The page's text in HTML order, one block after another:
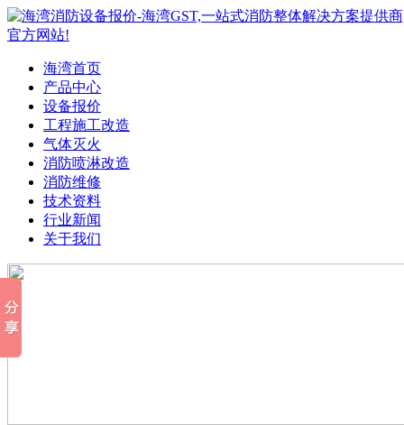
海湾首页
产品中心
设备报价
工程施工改造
气体灭火
消防喷淋改造
消防维修
技术资料
行业新闻
关于我们